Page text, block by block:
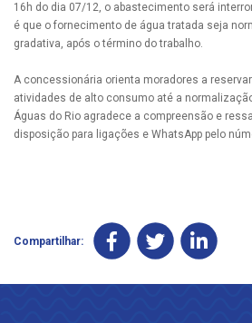
16h do dia 07/12, o abastecimento será
é que o fornecimento de água tratada seja
gradativa, após o término do trabalho.
A concessionária orienta moradores a
atividades de alto consumo até a
Águas do Rio agradece a compreensão e
disposição para ligações e WhatsApp pelo
Compartilhar: